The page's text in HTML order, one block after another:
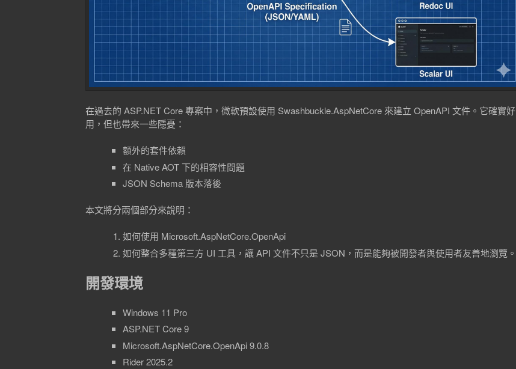
在過去的 ASP.NET Core 專案中，微軟預設使用 Swashbuckle.AspNetCore 來建立 OpenAPI 文件。它確實好
用，但也帶來一些隱憂：
額外的套件依賴
在 Native AOT 下的相容性問題
JSON Schema 版本落後
本文將分兩個部分來說明：
如何使用 Microsoft.AspNetCore.OpenApi
如何整合多種第三方 UI 工具，讓 API 文件不只是 JSON，而是能夠被開發者與使用者友善地瀏覽。
開發環境
Windows 11 Pro
ASP.NET Core 9
Microsoft.AspNetCore.OpenApi 9.0.8
Rider 2025.2